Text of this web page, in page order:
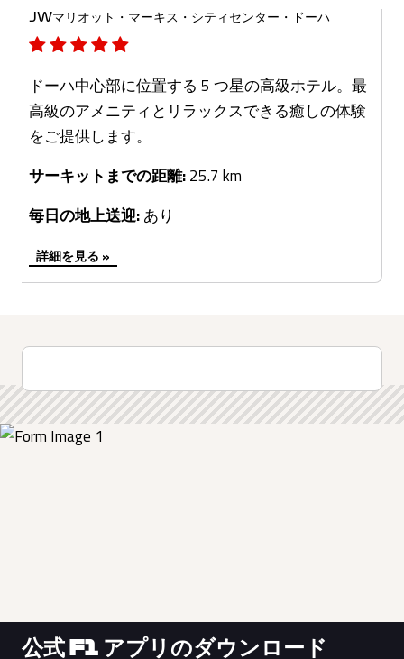
JWマリオット・マーキス・シティセンター・ドーハ
ドーハ中心部に位置する 5 つ星の高級ホテル。最
高級のアメニティとリラックスできる癒しの体験
をご提供します。
サーキットまでの距離:25.7 km
毎日の地上送迎:あり
詳細を見る »
公式 F1 アプリのダウンロード